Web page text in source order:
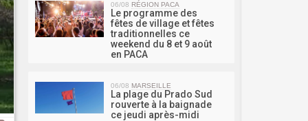
06/08 RÉGION PACA
Le programme des
fêtes de village et fêtes
traditionnelles ce
weekend du 8 et 9 août
en PACA
06/08 MARSEILLE
La plage du Prado Sud
rouverte à la baignade
ce jeudi après-midi